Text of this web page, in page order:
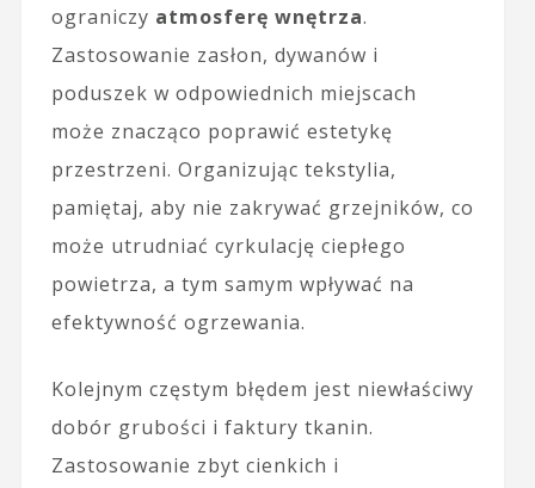
ograniczy atmosferę wnętrza.
Zastosowanie zasłon, dywanów i
poduszek w odpowiednich miejscach
może znacząco poprawić estetykę
przestrzeni. Organizując tekstylia,
pamiętaj, aby nie zakrywać grzejników, co
może utrudniać cyrkulację ciepłego
powietrza, a tym samym wpływać na
efektywność ogrzewania.
Kolejnym częstym błędem jest niewłaściwy
dobór grubości i faktury tkanin.
Zastosowanie zbyt cienkich i